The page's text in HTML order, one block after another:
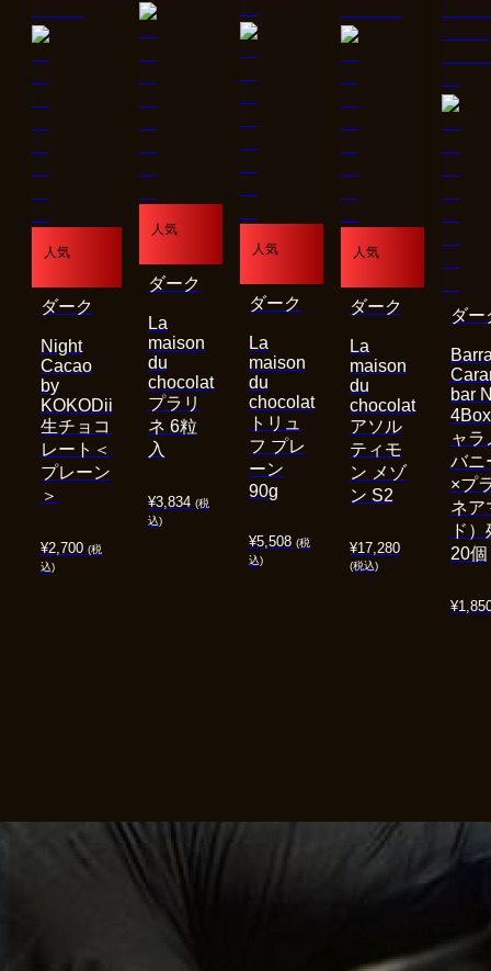
人気
¥2,700 (税
込)
Night
Cacao
by
KOKODii
生チョコ
レート＜
プレーン
＞
ダーク
人気
¥3,834 (税
込)
La
maison
du
chocolat
プラリ
ネ 6粒
入
ダーク
人気
¥5,508 (税
込)
La
maison
du
chocolat
トリュ
フ プレ
ーン
90g
ダーク
人気
¥17,280
(税込)
La
maison
du
chocolat
アソル
ティモ
ン メゾ
ン S2
ダーク
¥
bar
ャラ
バニ
×プ
ネア
ド
20個
ダー